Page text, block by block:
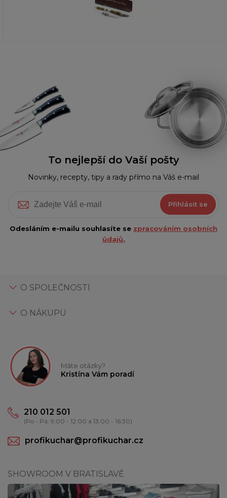
To nejlepší do Vaší pošty
Novinky, recepty, tipy a rady přímo na Váš e-mail
Přihlásit se
Odesláním e-mailu souhlasíte se zpracováním osobních
údajů.
O SPOLEČNOSTI
O NÁKUPU
Máte otázky?
Kristína Vám poradí
210 012 501
(Po - Pá: 9:00 - 12:00 a 13:00 - 16:30)
profikuchar@profikuchar.cz
SHOWROOM V BRATISLAVĚ